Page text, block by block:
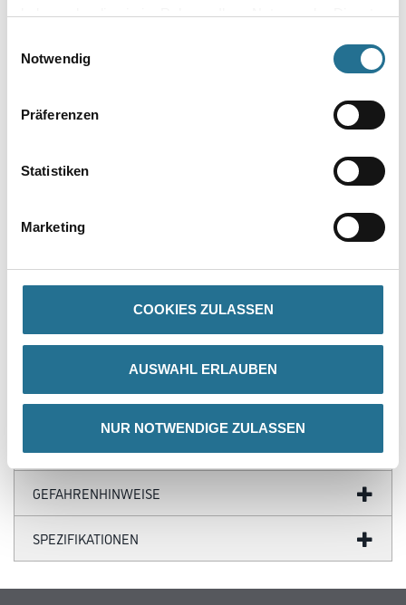
haben oder die sie im Rahmen Ihrer Nutzung der Dienste
Notwendig
Präferenzen
Statistiken
Marketing
COOKIES ZULASSEN
AUSWAHL ERLAUBEN
NUR NOTWENDIGE ZULASSEN
Umrechnungsfaktoren
Produkteigenschaft
- Flachpinsel
- Vollverklebt in blauer Kunststoff-Fassung
- Rohe Holzstiele
GEFAHRENHINWEISE
SPEZIFIKATIONEN